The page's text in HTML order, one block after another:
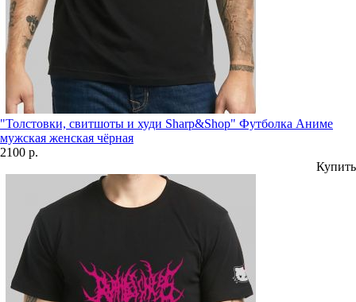
"Толстовки, свитшоты и худи Sharp&Shop" Футболка Аниме
мужская женская чёрная
2100 р.
Купить